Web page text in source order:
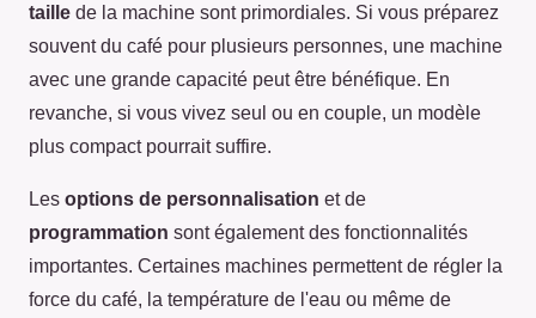
taille de la machine sont primordiales. Si vous préparez
souvent du café pour plusieurs personnes, une machine
avec une grande capacité peut être bénéfique. En
revanche, si vous vivez seul ou en couple, un modèle
plus compact pourrait suffire.
Les options de personnalisation et de
programmation sont également des fonctionnalités
importantes. Certaines machines permettent de régler la
force du café, la température de l'eau ou même de